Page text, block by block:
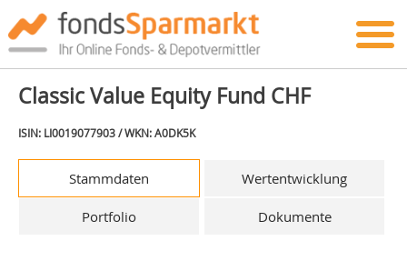
Classic Value Equity Fund CHF
ISIN: LI0019077903 / WKN: A0DK5K
Stammdaten Wertentwicklung
Portfolio Dokumente